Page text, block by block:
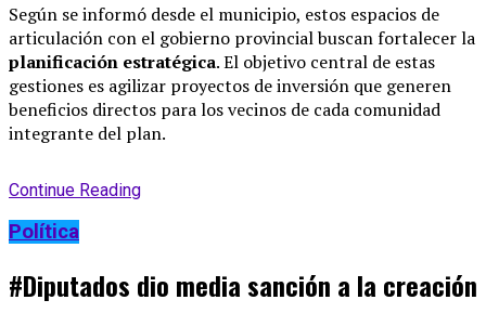
Según se informó desde el municipio, estos espacios de
articulación con el gobierno provincial buscan fortalecer la
planificación estratégica.El objetivo central de estas
gestiones es agilizar proyectos de inversión que generen
beneficios directos para los vecinos de cada comunidad
integrante del plan.
Continue Reading
Política
#Diputados dio media sanción a la creación